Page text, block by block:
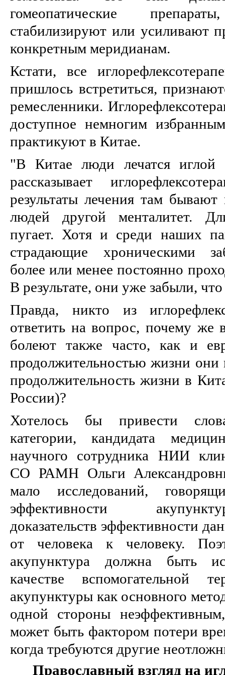
гомеопатические
стабилизируют или усиливают
конкретным меридианам.
Кстати, все
пришлось встретиться,
ремесленники.
доступное немногим
практикуют в Китае.
"В Китае люди лечатся
рассказывает
результаты лечения там
людей другой менталитет.
пугает. Хотя и среди наших
страдающие хроническими
более или менее постоянно
В результате, они уже забыли,
Правда, никто из
ответить на вопрос, почему же
болеют также часто, как и
продолжительностью жизни они
продолжительность жизни в
России)?
Хотелось бы привести
категории, кандидата
научного сотрудника НИИ
СО РАМН Ольги
мало исследований,
эффективности
доказательств эффективности
от человека к человеку.
акупунктура должна быть
качестве вспомогательной
акупунктуры как основного
одной стороны
может быть фактором потери
когда требуются другие
Православный взгляд на